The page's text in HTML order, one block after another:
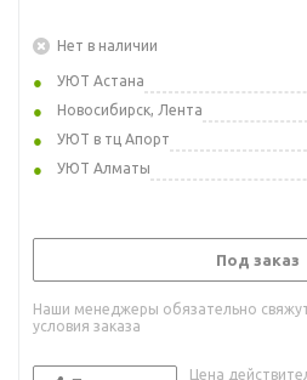
Нет в наличии
УЮТ Астана
Новосибирск, Лента
УЮТ в тц Апорт
УЮТ Алматы
Под заказ
Наши менеджеры обязательно
условия заказа
Цена